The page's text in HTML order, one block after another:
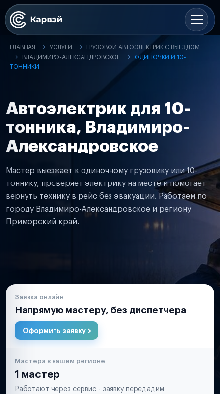
ГЛАВНАЯ УСЛУГИ
ГРУЗОВОЙ АВТОЭЛЕКТРИК С ВЫЕЗДОМ
ВЛАДИМИРО-АЛЕКСАНДРОВСКОЕ
ОДИНОЧКИ И 10-
ТОННИКИ
Автоэлектрик для 10-
тонника, Владимиро-
Александровское
Мастер выезжает к одиночному грузовику или 10-
тоннику, проверяет электрику на месте и помогает
вернуть технику в рейс без эвакуации. Работаем по
городу Владимиро-Александровское и региону
Приморский край.
Заявка онлайн
Напрямую мастеру, без диспетчера
Оформить заявку
Мастера в вашем регионе
1 мастер
Работают через сервис - заявку передадим